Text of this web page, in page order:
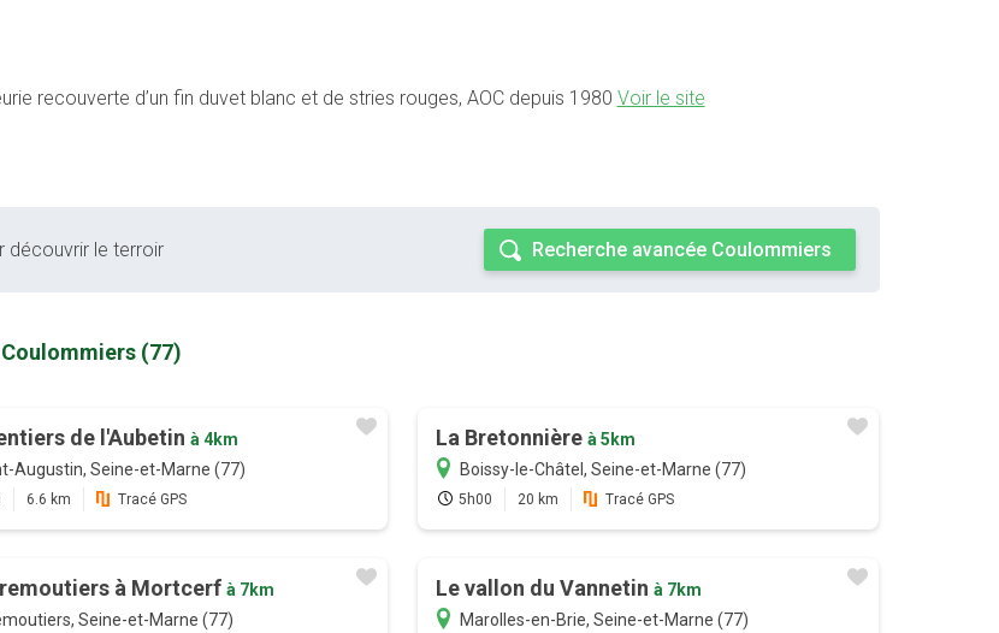
recouverte d’un fin duvet blanc et de stries rouges, AOC depuis 1980 Voir le site
découvrir le terroir Recherche avancée Coulommiers
(77)
de l'Aubetin à 4km
Augustin, Seine-et-Marne (77)
6.6 km Tracé GPS
La Bretonnière à 5km
Boissy-le-Châtel, Seine-et-Marne (77)
5h00 20 km Tracé GPS
à Mortcerf à 7km
Seine-et-Marne (77)
Le vallon du Vannetin à 7km
Marolles-en-Brie, Seine-et-Marne (77)